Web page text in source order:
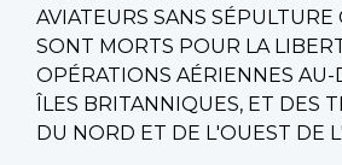
AVIATEURS SANS SÉPULTURE
SONT MORTS POUR LA
OPÉRATIONS AÉRIENNES AU-
ÎLES BRITANNIQUES, ET DES
DU NORD ET DE L'OUEST DE